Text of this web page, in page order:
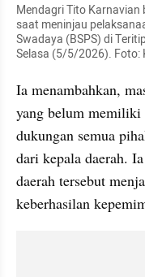
Mendagri Tito Karnavian
saat meninjau
Swadaya (BSPS) di
Selasa (5/5/2026). Foto:
Ia menambahkan,
yang belum memiliki
dukungan semua
dari kepala daerah.
daerah tersebut
keberhasilan